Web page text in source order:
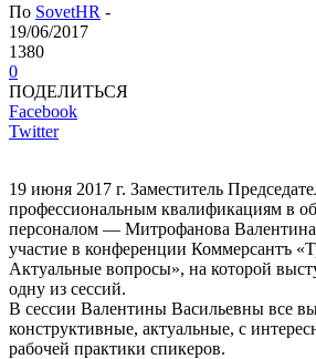
По SovetHR -
19/06/2017
1380
0
ПОДЕЛИТЬСЯ
Facebook
Twitter
19 июня 2017 г. Заместитель
профессиональным квалификациям в
персоналом — Митрофанова Валентина
участие в конференции Коммерсантъ
Актуальные вопросы», на которой
одну из сессий.
В сессии Валентины Васильевны все
конструктивные, актуальные, с
рабочей практики спикеров.